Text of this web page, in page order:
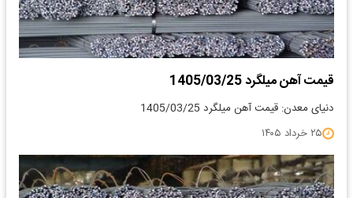
قیمت آهن میلگرد 1405/03/25
دنیای معدن: قیمت آهن میلگرد 1405/03/25
۲۵ خرداد ۱۴۰۵